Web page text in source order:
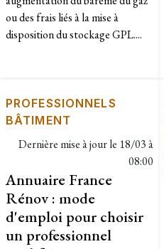
ou des frais liés à la mise à
disposition du stockage GPL....
PROFESSIONNELS
BÂTIMENT
Dernière mise à jour le 18/03 à
08:00
Annuaire France
Rénov : mode
d'emploi pour choisir
un professionnel